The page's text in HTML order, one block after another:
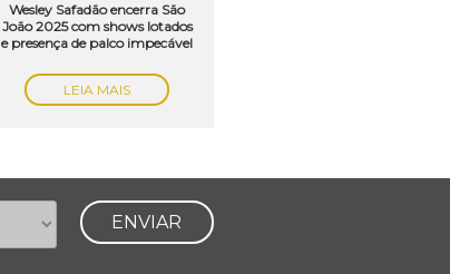
Wesley Safadão encerra São
João 2025 com shows lotados
e presença de palco impecável
LEIA MAIS